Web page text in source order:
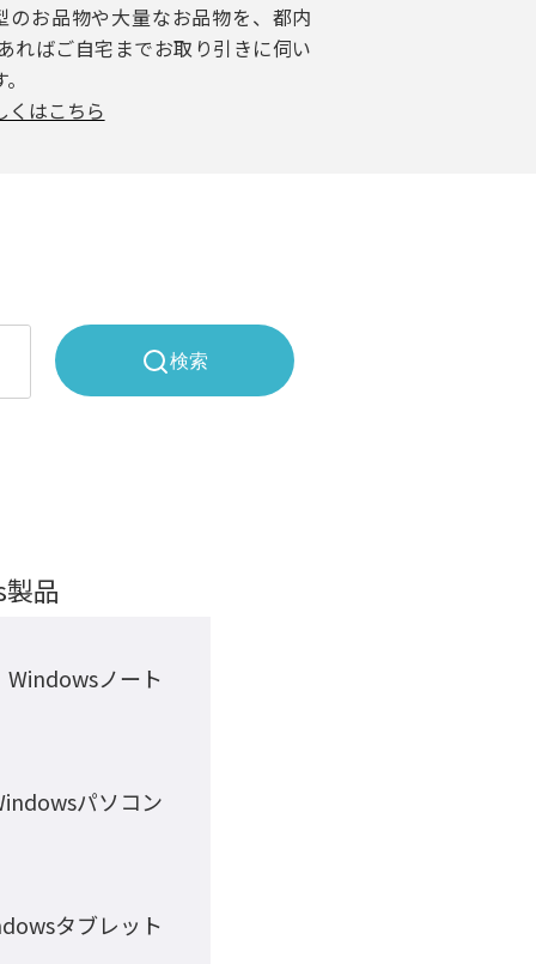
のお品物や大量なお品物を、都内
ればご自宅までお取り引きに伺い
くはこちら
検索
品
Windowsノート
パソコン
タブレット